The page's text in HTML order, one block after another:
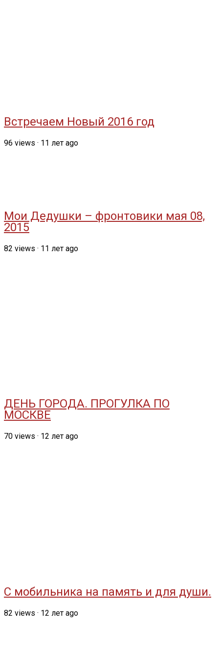
Встречаем Новый 2016 год
96 views · 11 лет ago
Мои Дедушки – фронтовики мая 08,
2015
82 views · 11 лет ago
ДЕНЬ ГОРОДА. ПРОГУЛКА ПО
МОСКВЕ
70 views · 12 лет ago
С мобильника на память и для души.
82 views · 12 лет ago